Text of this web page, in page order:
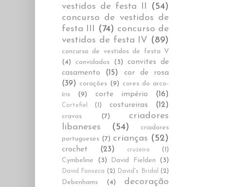
vestidos de festa II
(54)
concurso de vestidos de
festa III
(74) concurso de
vestidos de festa IV (89)
concurso de vestidos de festa V
(4)
convidados (3)
convites de
casamento
(15)
cor de rosa
(39) corações (9) cores do arco-
íris
(9) corte império (16)
Cortefiel (1) costureiras (12)
cravos (7)
criadores
libaneses
(54)
criadores
portugueses (7) crianças (52)
crochet (23) cruzeiro (1)
Cymbeline (3) David Fielden (3)
David Fonseca (2) David's Bridal (2)
Debenhams (4)
decoração